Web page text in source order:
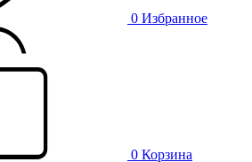
0 Избранное
0 Корзина